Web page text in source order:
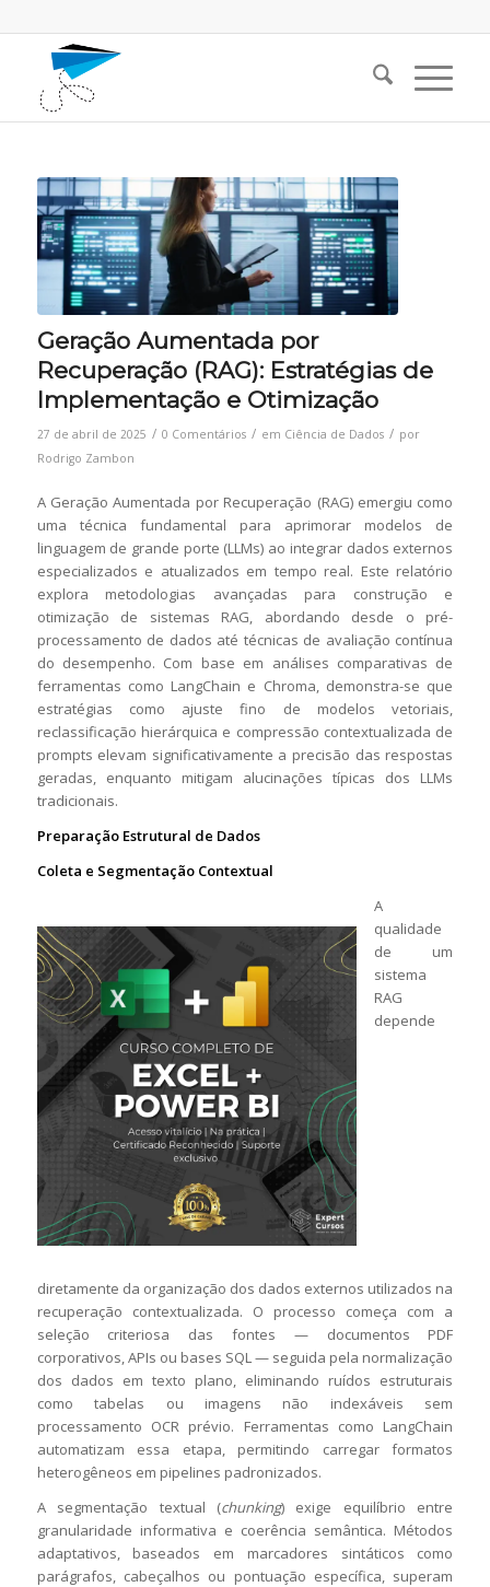
Geração Aumentada por
Recuperação (RAG): Estratégias de
Implementação e Otimização
27 de abril de 2025 / 0 Comentários / em Ciência de Dados / por
Rodrigo Zambon
A Geração Aumentada por Recuperação (RAG) emergiu como
uma técnica fundamental para aprimorar modelos de
linguagem de grande porte (LLMs) ao integrar dados externos
especializados e atualizados em tempo real. Este relatório
explora metodologias avançadas para construção e
otimização de sistemas RAG, abordando desde o pré-
processamento de dados até técnicas de avaliação contínua
do desempenho. Com base em análises comparativas de
ferramentas como LangChain e Chroma, demonstra-se que
estratégias como ajuste fino de modelos vetoriais,
reclassificação hierárquica e compressão contextualizada de
prompts elevam significativamente a precisão das respostas
geradas, enquanto mitigam alucinações típicas dos LLMs
tradicionais.
Preparação Estrutural de Dados
Coleta e Segmentação Contextual
A
qualidade
de um
sistema
RAG
depende
diretamente da organização dos dados externos utilizados na
recuperação contextualizada. O processo começa com a
seleção criteriosa das fontes — documentos PDF
corporativos, APIs ou bases SQL — seguida pela normalização
dos dados em texto plano, eliminando ruídos estruturais
como tabelas ou imagens não indexáveis sem
processamento OCR prévio. Ferramentas como LangChain
automatizam essa etapa, permitindo carregar formatos
heterogêneos em pipelines padronizados.
A segmentação textual (chunking) exige equilíbrio entre
granularidade informativa e coerência semântica. Métodos
adaptativos, baseados em marcadores sintáticos como
parágrafos, cabeçalhos ou pontuação específica, superam